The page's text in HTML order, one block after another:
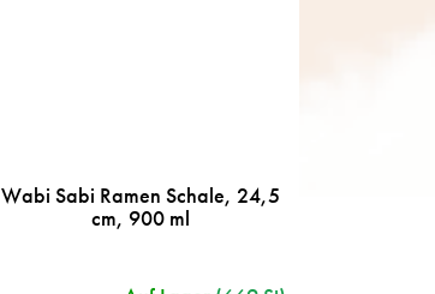
Wabi Sabi Ramen Schale, 24,5
cm, 900 ml